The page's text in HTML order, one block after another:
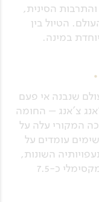
הסינית,
הטיול בין
במינה.
שנבנה אי פעם
צ'אנג – החומה
המקורי עלה על
עומדים על
השונות,
רוחבה מגיע לכדי 9 מטרים, וגובהה המקסימלי כ-7.5